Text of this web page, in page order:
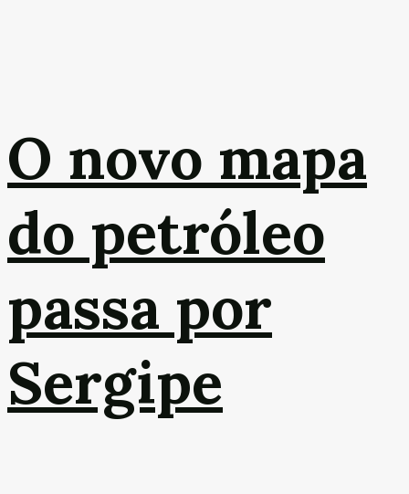
O novo mapa
do petróleo
passa por
Sergipe